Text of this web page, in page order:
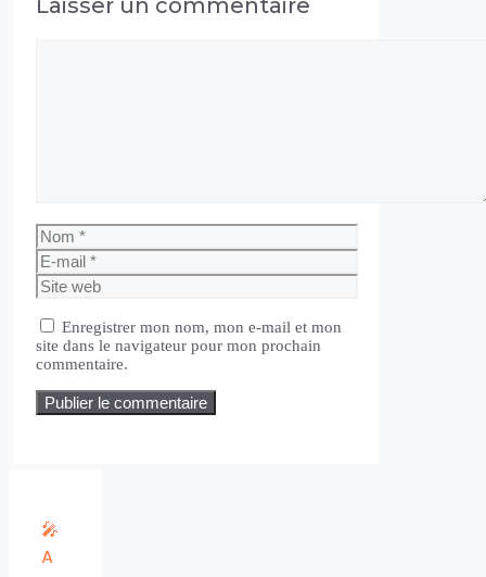
Laisser un commentaire
Nom
E-
mail
Site
web
Enregistrer mon nom, mon e-mail et mon
site dans le navigateur pour mon prochain
commentaire.
🎤
A